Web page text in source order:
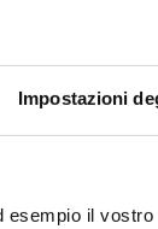
Impostazioni
il